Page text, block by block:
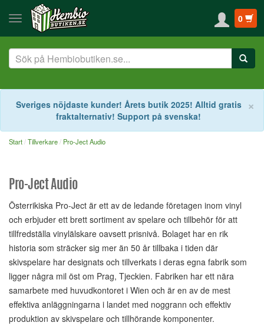
0
×
Sveriges nöjdaste kunder! Årets butik 2025! Alltid gratis
fraktalternativ! Support på svenska!
Start Tillverkare Pro-Ject Audio
Pro-Ject Audio
Österrikiska Pro-Ject är ett av de ledande företagen inom vinyl
och erbjuder ett brett sortiment av spelare och tillbehör för att
tillfredställa vinylälskare oavsett prisnivå. Bolaget har en rik
historia som sträcker sig mer än 50 år tillbaka i tiden där
skivspelare har designats och tillverkats i deras egna fabrik som
ligger några mil öst om Prag, Tjeckien. Fabriken har ett nära
samarbete med huvudkontoret i Wien och är en av de mest
effektiva anläggningarna i landet med noggrann och effektiv
produktion av skivspelare och tillhörande komponenter.